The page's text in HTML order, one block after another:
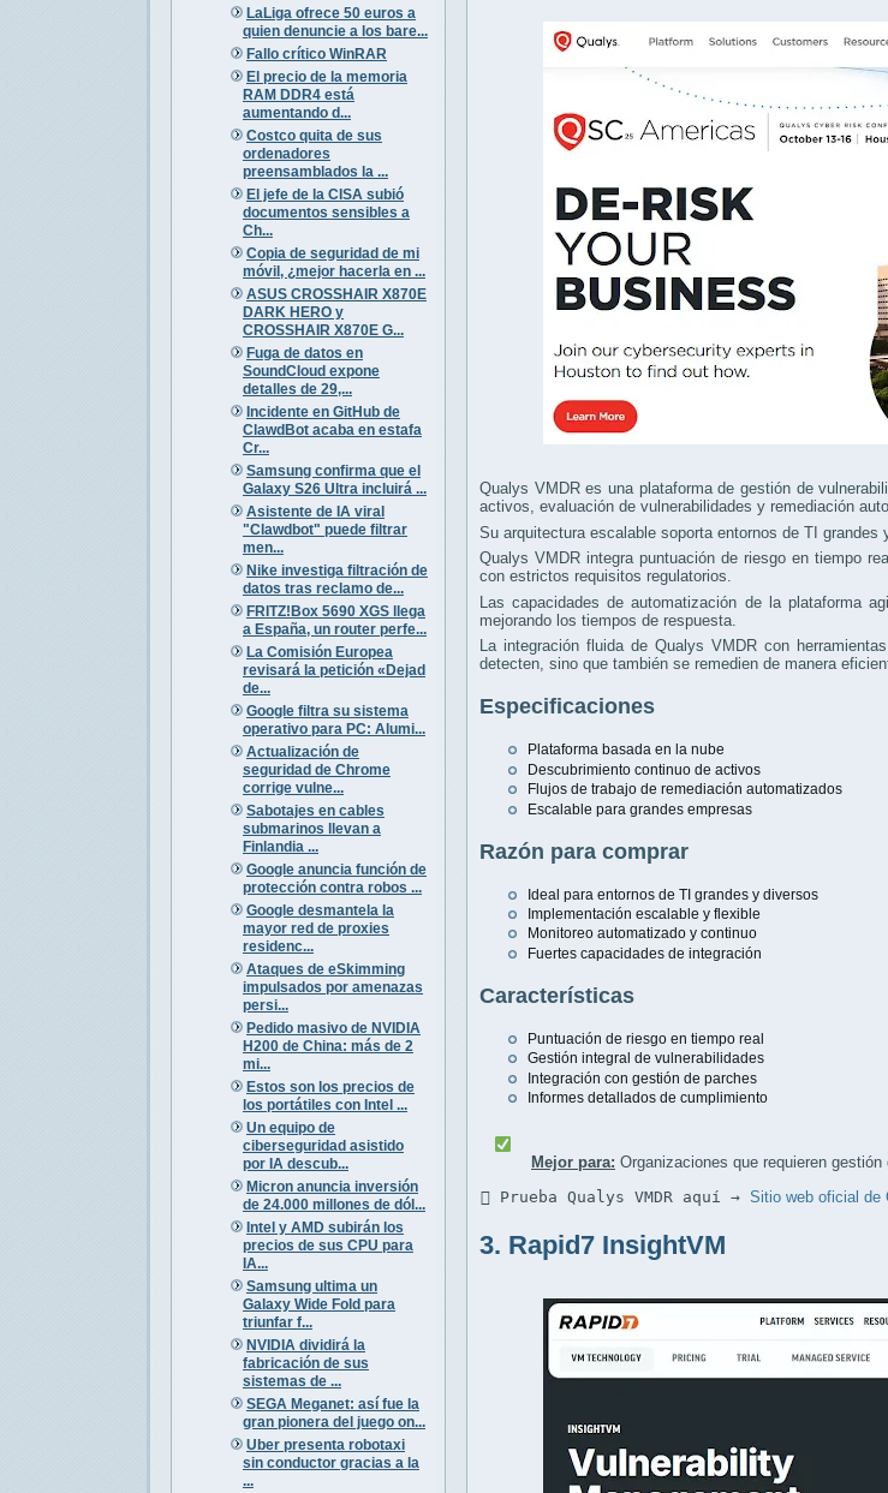
LaLiga ofrece 50 euros a
quien denuncie a los bare...
Fallo crítico WinRAR
El precio de la memoria
RAM DDR4 está
aumentando d...
Costco quita de sus
ordenadores
preensamblados la ...
El jefe de la CISA subió
documentos sensibles a
Ch...
Copia de seguridad de mi
móvil, ¿mejor hacerla en ...
ASUS CROSSHAIR X870E
DARK HERO y
CROSSHAIR X870E G...
Fuga de datos en
SoundCloud expone
detalles de 29,...
Incidente en GitHub de
ClawdBot acaba en estafa
Cr...
Samsung confirma que el
Galaxy S26 Ultra incluirá ...
Asistente de IA viral
"Clawdbot" puede filtrar
men...
Nike investiga filtración de
datos tras reclamo de...
FRITZ!Box 5690 XGS llega
a España, un router perfe...
La Comisión Europea
revisará la petición «Dejad
de...
Google filtra su sistema
operativo para PC: Alumi...
Actualización de
seguridad de Chrome
corrige vulne...
Sabotajes en cables
submarinos llevan a
Finlandia ...
Google anuncia función de
protección contra robos ...
Google desmantela la
mayor red de proxies
residenc...
Ataques de eSkimming
impulsados por amenazas
persi...
Pedido masivo de NVIDIA
H200 de China: más de 2
mi...
Estos son los precios de
los portátiles con Intel ...
Un equipo de
ciberseguridad asistido
por IA descub...
Micron anuncia inversión
de 24.000 millones de dól...
Intel y AMD subirán los
precios de sus CPU para
IA...
Samsung ultima un
Galaxy Wide Fold para
triunfar f...
NVIDIA dividirá la
fabricación de sus
sistemas de ...
SEGA Meganet: así fue la
gran pionera del juego on...
Uber presenta robotaxi
sin conductor gracias a la
...
Qualys VMDR es una plataforma de gestión de
activos, evaluación de vulnerabilidades y remediación
Su arquitectura escalable soporta entornos de TI
Qualys VMDR integra puntuación de riesgo en tiempo
con estrictos requisitos regulatorios.
Las capacidades de automatización de la plataforma
mejorando los tiempos de respuesta.
La integración fluida de Qualys VMDR con
detecten, sino que también se remedien de manera
Especificaciones
Plataforma basada en la nube
Descubrimiento continuo de activos
Flujos de trabajo de remediación automatizados
Escalable para grandes empresas
Razón para comprar
Ideal para entornos de TI grandes y diversos
Implementación escalable y flexible
Monitoreo automatizado y continuo
Fuertes capacidades de integración
Características
Puntuación de riesgo en tiempo real
Gestión integral de vulnerabilidades
Integración con gestión de parches
Informes detallados de cumplimiento
Mejor para: Organizaciones que requieren
 Prueba Qualys VMDR aquí → Sitio web oficial de
3. Rapid7 InsightVM